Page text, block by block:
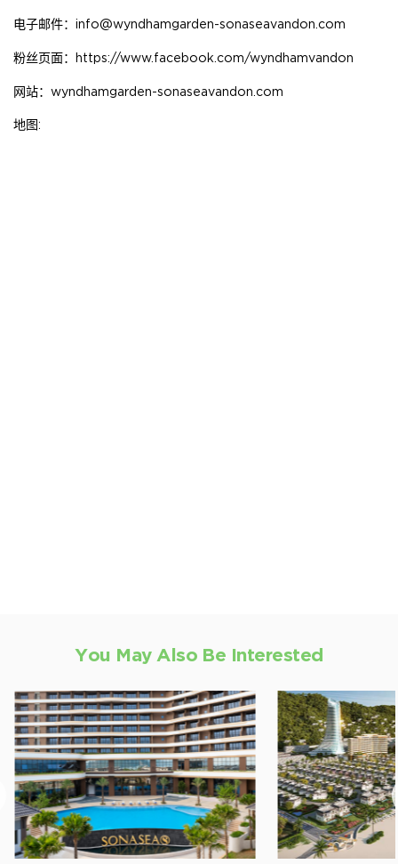
电子邮件：info@wyndhamgarden-sonaseavandon.com
粉丝页面： https://www.facebook.com/wyndhamvandon
网站： wyndhamgarden-sonaseavandon.com
地图:
You May Also Be Interested